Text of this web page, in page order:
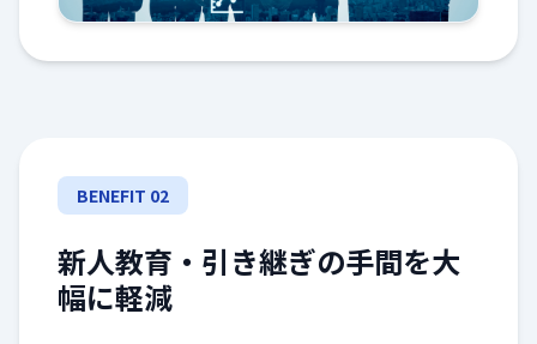
BENEFIT 02
新人教育・引き継ぎの手間を大
幅に軽減